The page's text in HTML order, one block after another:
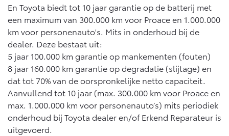
En Toyota biedt tot 10 jaar garantie op de batterij met
een maximum van 300.000 km voor Proace en 1.000.000
km voor personenauto's. Mits in onderhoud bij de
dealer. Deze bestaat uit:
5 jaar 100.000 km garantie op mankementen (fouten)
8 jaar 160.000 km garantie op degradatie (slijtage) en
dat tot 70% van de oorspronkelijke netto capaciteit.
Aanvullend tot 10 jaar (max. 300.000 km voor Proace en
max. 1.000.000 km voor personenauto’s) mits periodiek
onderhoud bij Toyota dealer en/of Erkend Reparateur is
uitgevoerd.